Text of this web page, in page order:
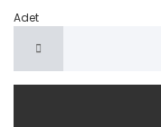
Adet